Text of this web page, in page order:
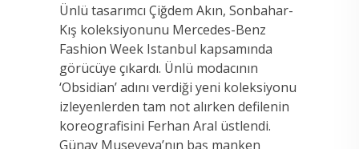
Ünlü tasarımcı Çiğdem Akın, Sonbahar-
Kış koleksiyonunu Mercedes-Benz
Fashion Week Istanbul kapsamında
görücüye çıkardı. Ünlü modacının
‘Obsidian’ adını verdiği yeni koleksiyonu
izleyenlerden tam not alırken defilenin
koreografisini Ferhan Aral üstlendi.
Günay Museyeva’nın baş manken